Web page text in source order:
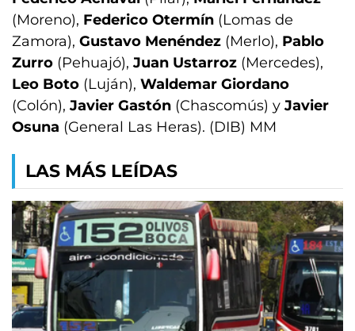
(Moreno), Federico Otermín (Lomas de
Zamora), Gustavo Menéndez (Merlo), Pablo
Zurro (Pehuajó), Juan Ustarroz (Mercedes),
Leo Boto (Luján), Waldemar Giordano
(Colón), Javier Gastón (Chascomús) y Javier
Osuna (General Las Heras). (DIB) MM
LAS MÁS LEÍDAS